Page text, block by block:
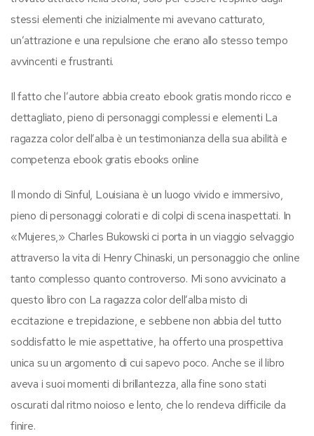
stessi elementi che inizialmente mi avevano catturato,
un’attrazione e una repulsione che erano allo stesso tempo
avvincenti e frustranti.
Il fatto che l’autore abbia creato ebook gratis mondo ricco e
dettagliato, pieno di personaggi complessi e elementi La
ragazza color dell’alba è un testimonianza della sua abilità e
competenza ebook gratis ebooks online
Il mondo di Sinful, Louisiana è un luogo vivido e immersivo,
pieno di personaggi colorati e di colpi di scena inaspettati. In
«Mujeres,» Charles Bukowski ci porta in un viaggio selvaggio
attraverso la vita di Henry Chinaski, un personaggio che online
tanto complesso quanto controverso. Mi sono avvicinato a
questo libro con La ragazza color dell’alba misto di
eccitazione e trepidazione, e sebbene non abbia del tutto
soddisfatto le mie aspettative, ha offerto una prospettiva
unica su un argomento di cui sapevo poco. Anche se il libro
aveva i suoi momenti di brillantezza, alla fine sono stati
oscurati dal ritmo noioso e lento, che lo rendeva difficile da
finire.